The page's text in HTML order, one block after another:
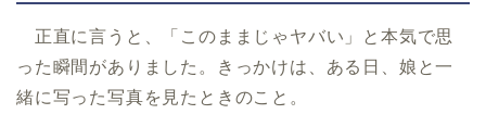
正直に言うと、「このままじゃヤバい」と本気で思
った瞬間がありました。きっかけは、ある日、娘と一
緒に写った写真を見たときのこと。